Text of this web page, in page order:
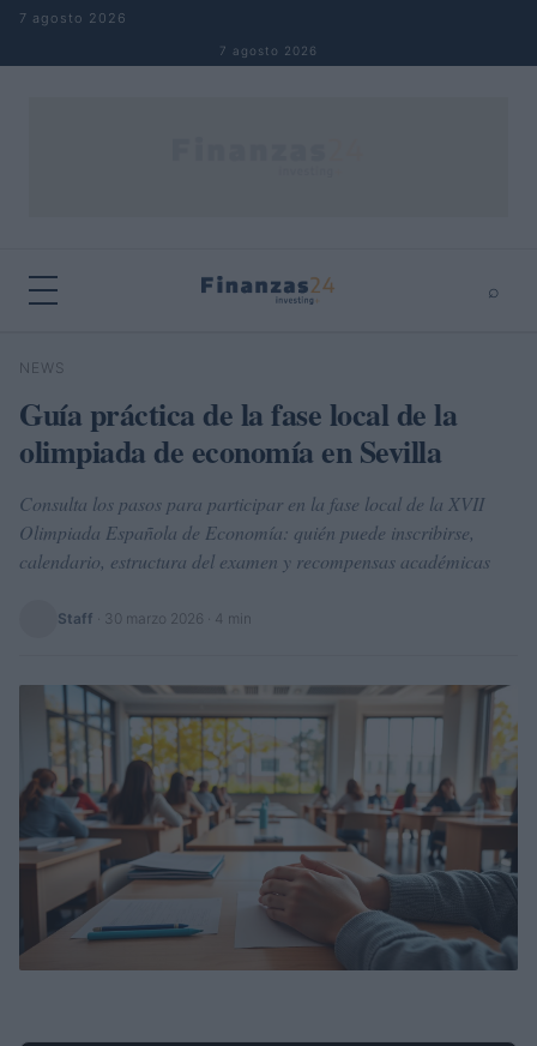
Saltar al contenido
7 agosto 2026
7 agosto 2026
⌕
Buscar
NEWS
Guía práctica de la fase local de la
olimpiada de economía en Sevilla
Consulta los pasos para participar en la fase local de la XVII
Olimpiada Española de Economía: quién puede inscribirse,
calendario, estructura del examen y recompensas académicas
Staff 30 marzo 2026 · 4 min